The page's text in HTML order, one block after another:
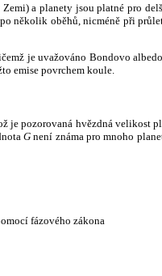
a planety jsou platné pro
několik oběhů, nicméně při
je uvažováno Bondovo albedo
emise povrchem koule.
je pozorovaná hvězdná velikost
G není známa pro mnoho
fázového zákona